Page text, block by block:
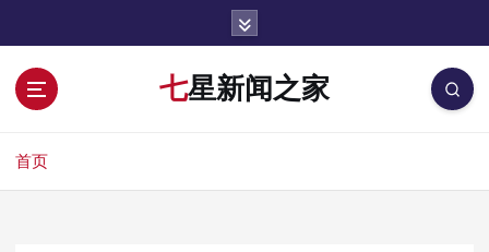
七星新闻之家
首页